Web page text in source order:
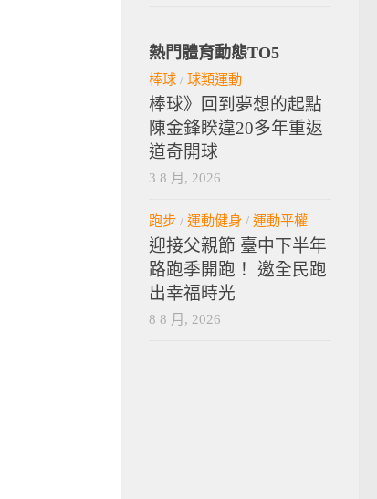
熱門體育動態TO5
棒球 / 球類運動
棒球》回到夢想的起點
陳金鋒睽違20多年重返
道奇開球
3 8 月, 2026
跑步 / 運動健身 / 運動平權
迎接父親節 臺中下半年
路跑季開跑！ 邀全民跑
出幸福時光
8 8 月, 2026